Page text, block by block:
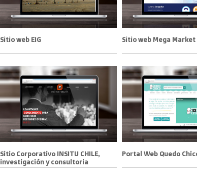
Sitio web EIG Sitio web Mega Market
Sitio Corporativo INSITU CHILE,
investigación y consultoria
Portal Web Quedo